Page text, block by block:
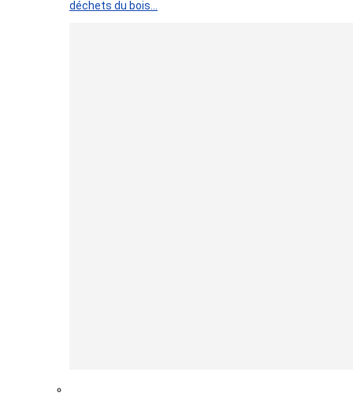
déchets du bois…